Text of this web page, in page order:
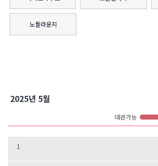
노들라운지
2025년 5월
대관가능
1